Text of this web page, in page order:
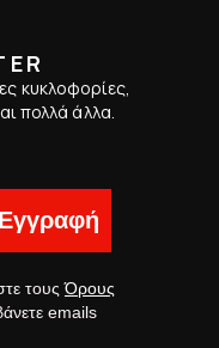
κυκλοφορίες,
πολλά άλλα.
Εγγραφή
τουςΌρους
emails